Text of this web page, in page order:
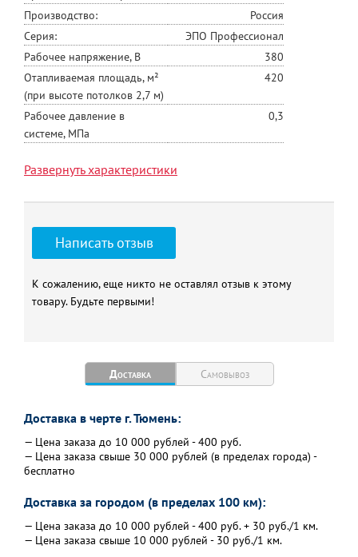
Производство:
Россия
Серия:
ЭПО Профессионал
Рабочее напряжение, В
380
Отапливаемая площадь, м²
(при высоте потолков 2,7 м)
420
Рабочее давление в
системе, МПа
0,3
термостата, ºС
Мощность 1го фланца
Мощность 2го фланца
Развернуть характеристики
Написать отзыв
К сожалению, еще никто не оставлял отзыв к этому
товару. Будьте первыми!
Доставка Самовывоз
Доставка в черте г. Тюмень:
— Цена заказа до 10 000 рублей - 400 руб.
— Цена заказа свыше 30 000 рублей (в пределах города) -
бесплатно
Доставка за городом (в пределах 100 км):
— Цена заказа до 10 000 рублей - 400 руб. + 30 руб./1 км.
— Цена заказа свыше 10 000 рублей - 30 руб./1 км.